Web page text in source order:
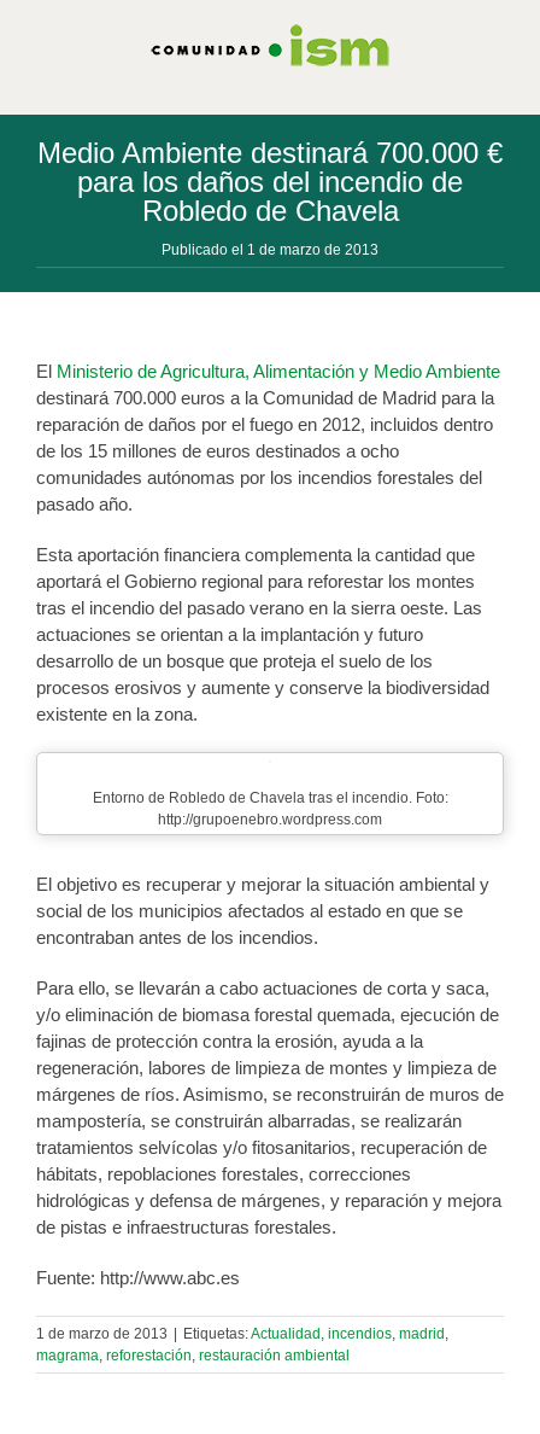
Medio Ambiente destinará 700.000 €
para los daños del incendio de
Robledo de Chavela
Publicado el 1 de marzo de 2013
El Ministerio de Agricultura, Alimentación y Medio Ambiente
destinará 700.000 euros a la Comunidad de Madrid para la
reparación de daños por el fuego en 2012, incluidos dentro
de los 15 millones de euros destinados a ocho
comunidades autónomas por los incendios forestales del
pasado año.
Esta aportación financiera complementa la cantidad que
aportará el Gobierno regional para reforestar los montes
tras el incendio del pasado verano en la sierra oeste. Las
actuaciones se orientan a la implantación y futuro
desarrollo de un bosque que proteja el suelo de los
procesos erosivos y aumente y conserve la biodiversidad
existente en la zona.
Entorno de Robledo de Chavela tras el incendio. Foto:
http://grupoenebro.wordpress.com
El objetivo es recuperar y mejorar la situación ambiental y
social de los municipios afectados al estado en que se
encontraban antes de los incendios.
Para ello, se llevarán a cabo actuaciones de corta y saca,
y/o eliminación de biomasa forestal quemada, ejecución de
fajinas de protección contra la erosión, ayuda a la
regeneración, labores de limpieza de montes y limpieza de
márgenes de ríos. Asimismo, se reconstruirán de muros de
mampostería, se construirán albarradas, se realizarán
tratamientos selvícolas y/o fitosanitarios, recuperación de
hábitats, repoblaciones forestales, correcciones
hidrológicas y defensa de márgenes, y reparación y mejora
de pistas e infraestructuras forestales.
Fuente: http://www.abc.es
1 de marzo de 2013 Etiquetas:Actualidad , incendios, madrid ,
magrama, reforestación, restauración ambiental